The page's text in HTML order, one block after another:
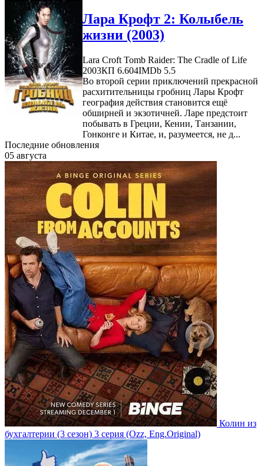
Лара Крофт 2: Колыбель
жизни (2003)
Lara Croft Tomb Raider: The Cradle of Life
2003КП 6.604IMDb 5.5
Во второй серии приключений прекрасной
расхитительницы гробниц Лары Крофт
география действия становится ещё
обширней и экзотичней. Ларе предстоит
побывать в Греции, Кении, Танзании,
Гонконге и Китае, и, разумеется, не д...
Последние обновления
05 августа
Колин из
бухгалтерии (3 сезон) 3 серия (Ozz, Eng.Original)